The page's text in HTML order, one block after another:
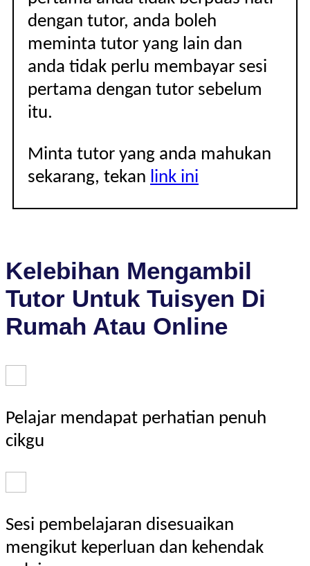
dengan tutor, anda boleh
meminta tutor yang lain dan
anda tidak perlu membayar sesi
pertama dengan tutor sebelum
itu.
Minta tutor yang anda mahukan
sekarang, tekan link ini
Kelebihan Mengambil
Tutor Untuk Tuisyen Di
Rumah Atau Online
Pelajar mendapat perhatian penuh
cikgu
Sesi pembelajaran disesuaikan
mengikut keperluan dan kehendak